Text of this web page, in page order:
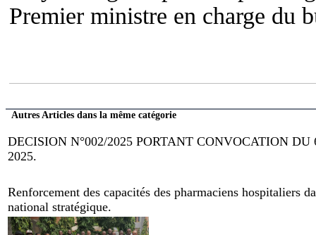
Premier ministre en charge du
Autres Articles dans la même catégorie
DECISION N°002/2025 PORTANT CONVOCATION
2025.
Renforcement des capacités des pharmaciens hospitaliers
national stratégique.